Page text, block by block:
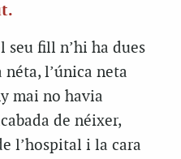
seu fill n’hi ha dues
néta, l’única neta
mai no havia
de néixer,
l’hospital i la cara